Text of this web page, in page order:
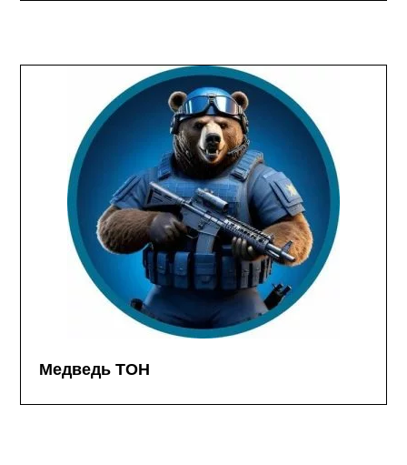
Медведь ТОН